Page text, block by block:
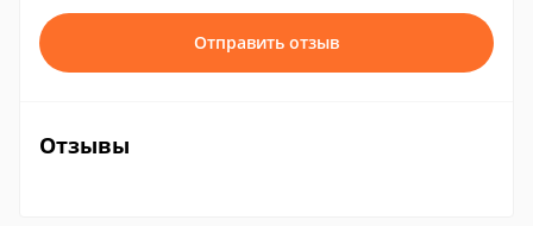
Отправить отзыв
Отзывы